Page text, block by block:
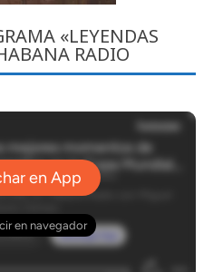
«LEYENDAS
RADIO